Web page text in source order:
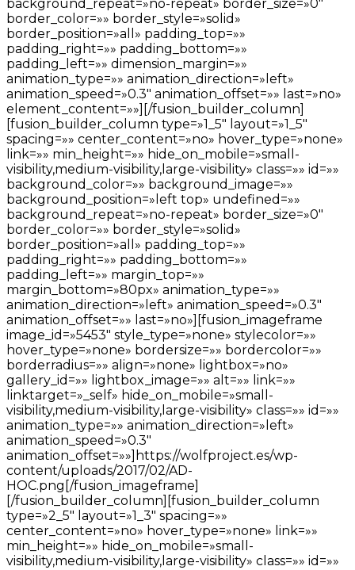
background_repeat=»no-repeat» border_size=»0″
border_color=»» border_style=»solid»
border_position=»all» padding_top=»»
padding_right=»» padding_bottom=»»
padding_left=»» dimension_margin=»»
animation_type=»» animation_direction=»left»
animation_speed=»0.3″ animation_offset=»» last=»no»
element_content=»»][/fusion_builder_column]
[fusion_builder_column type=»1_5″ layout=»1_5″
spacing=»» center_content=»no» hover_type=»none»
link=»» min_height=»» hide_on_mobile=»small-
visibility,medium-visibility,large-visibility» class=»» id=»»
background_color=»» background_image=»»
background_position=»left top» undefined=»»
background_repeat=»no-repeat» border_size=»0″
border_color=»» border_style=»solid»
border_position=»all» padding_top=»»
padding_right=»» padding_bottom=»»
padding_left=»» margin_top=»»
margin_bottom=»80px» animation_type=»»
animation_direction=»left» animation_speed=»0.3″
animation_offset=»» last=»no»][fusion_imageframe
image_id=»5453″ style_type=»none» stylecolor=»»
hover_type=»none» bordersize=»» bordercolor=»»
borderradius=»» align=»none» lightbox=»no»
gallery_id=»» lightbox_image=»» alt=»» link=»»
linktarget=»_self» hide_on_mobile=»small-
visibility,medium-visibility,large-visibility» class=»» id=»»
animation_type=»» animation_direction=»left»
animation_speed=»0.3″
animation_offset=»»]https://wolfproject.es/wp-
content/uploads/2017/02/AD-
HOC.png[/fusion_imageframe]
[/fusion_builder_column][fusion_builder_column
type=»2_5″ layout=»1_3″ spacing=»»
center_content=»no» hover_type=»none» link=»»
min_height=»» hide_on_mobile=»small-
visibility,medium-visibility,large-visibility» class=»» id=»»